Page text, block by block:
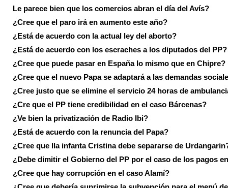
Le parece bien que los comercios abran el día del Avís?
¿Cree que el paro irá en aumento este año?
¿Está de acuerdo con la actual ley del aborto?
¿Está de acuerdo con los escraches a los diputados del PP?
¿Cree que puede pasar en España lo mismo que en Chipre?
¿Cree que el nuevo Papa se adaptará a las demandas
¿Cree justo que se elimine el servicio 24 horas de
¿Cre que el PP tiene credibilidad en el caso Bárcenas?
¿Ve bien la privatización de Radio Ibi?
¿Está de acuerdo con la renuncia del Papa?
¿Cree que lla infanta Cristina debe separarse de
¿Debe dimitir el Gobierno del PP por el caso de los pagos
¿Cree que hay corrupción en el caso Alamí?